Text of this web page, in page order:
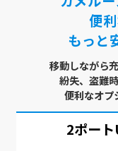
便
もっと
移動しながら
紛失、盗難
便利なオプ